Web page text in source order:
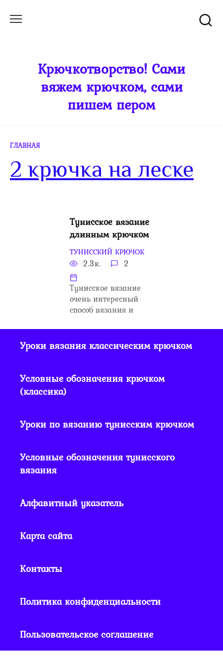
Крючкотворство! Сами
вяжем крючком, сами
пишем пером
ГЛАВНАЯ
2 крючка на леске
Тунисское вязание
длинным крючком
ТУНИССКИЙ КРЮЧОК
2.3к. 2
Тунисское вязание
очень интересный
способ вязания и
Уроки вязания классическим крючком
Условные обозначения крючком
(классика)
Уроки по вязанию тунисским крючком
Условные обозначения тунисского
вязания
Алфавитный указатель
Карта сайта
Контакты
Политика конфиденциальности
Пользовательское соглашение